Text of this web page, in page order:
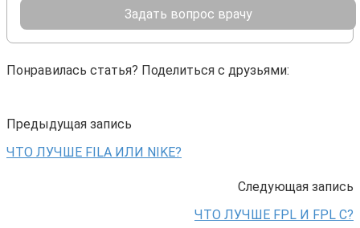
Задать вопрос врачу
Понравилась статья? Поделиться с друзьями:
Предыдущая запись
ЧТО ЛУЧШЕ FILA ИЛИ NIKE?
Следующая запись
ЧТО ЛУЧШЕ FPL И FPL C?